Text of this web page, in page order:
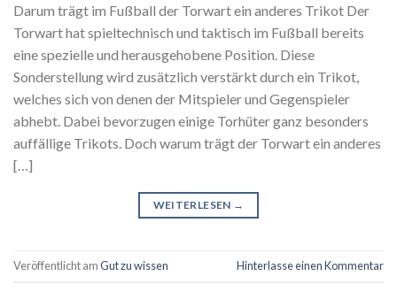
Darum trägt im Fußball der Torwart ein anderes Trikot Der
Torwart hat spieltechnisch und taktisch im Fußball bereits
eine spezielle und herausgehobene Position. Diese
Sonderstellung wird zusätzlich verstärkt durch ein Trikot,
welches sich von denen der Mitspieler und Gegenspieler
abhebt. Dabei bevorzugen einige Torhüter ganz besonders
auffällige Trikots. Doch warum trägt der Torwart ein anderes
[…]
WEITERLESEN →
Veröffentlicht amGut zu wissen Hinterlasse einen Kommentar